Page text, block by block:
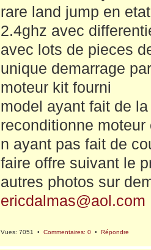
rare land jump en
2.4ghz avec
avec lots de pieces
unique demarrage
moteur kit fourni
model ayant fait de
reconditionne moteur
n ayant pas fait de
faire offre suivant le
autres photos sur
ericdalmas@aol.com
Vues: 7051 • Commentaires: 0 • Répondre